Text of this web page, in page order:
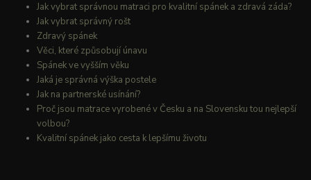
Jak vybrat správnou matraci pro kvalitní spánek a zdravá záda?
Jak vybrat správný rošt
Zdravý spánek
Věci, které způsobují únavu
Spánek ve vyšším věku
Jaká je správná výška postele
Jak na partnerské usínání?
Proč jsou matrace vyrobené v Česku a na Slovensku tou nejlepší
volbou?
Kvalitní spánek jako cesta k lepšímu životu